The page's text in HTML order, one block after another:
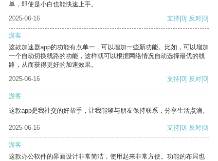
单，即使是小白也能快速上手。
2025-06-16
支持[0] 反对[0]
游客
这款加速器app的功能有点单一，可以增加一些新功能。比如，可以增加
一个自动切换线路的功能，这样就可以根据网络情况自动选择最优的线
路，从而获得更好的加速效果。
2025-06-16
支持[0] 反对[0]
游客
这款app是我社交的好帮手，让我能够与朋友保持联系，分享生活点滴。
2025-06-16 支持[0] 反对[0]
游客
这款办公软件的界面设计非常简洁，使用起来非常方便。功能的布局也